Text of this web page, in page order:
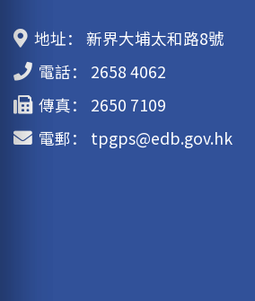
地址：
新界大埔太和路8號
電話：
2658 4062
傳真：
2650 7109
電郵：
tpgps@edb.gov.hk